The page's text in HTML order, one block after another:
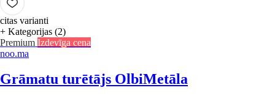
citas varianti
+ Kategorijas (2)
Premium Izdevīga cena
noo.ma
Grāmatu turētājs OlbiMetāla